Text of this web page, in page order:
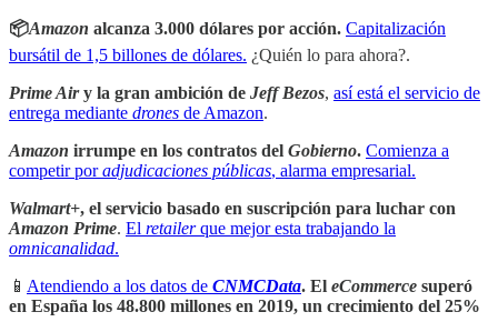
📦Amazon alcanza 3.000 dólares por acción. Capitalización
bursátil de 1,5 billones de dólares. ¿Quién lo para ahora?.
Prime Airy la gran ambición de Jeff Bezos, así está el servicio de
entrega mediante drones de Amazon.
Amazon irrumpe en los contratos del Gobierno. Comienza a
competir poradjudicaciones públicas, alarma empresarial.
Walmart+, el servicio basado en suscripción para luchar con
Amazon Prime. El retailerque mejor esta trabajando la
omnicanalidad.
📱 Atendiendo a los datos de CNMCData. El eCommerce superó
en España los 48.800 millones en 2019, un crecimiento del 25%